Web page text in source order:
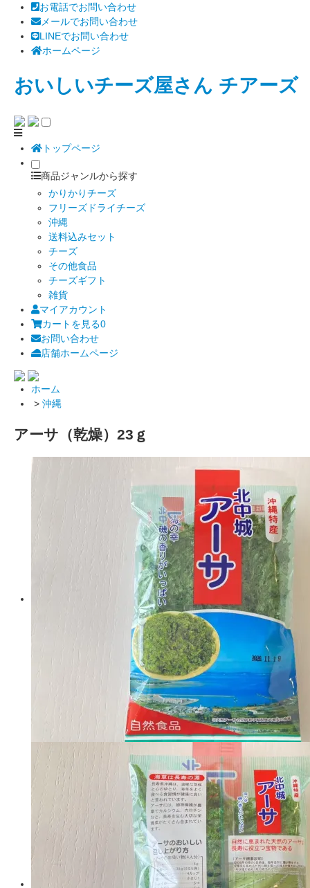
お電話でお問い合わせ
メールでお問い合わせ
LINEでお問い合わせ
ホームページ
おいしいチーズ屋さん チアーズ
トップページ
商品ジャンルから探す
かりかりチーズ
フリーズドライチーズ
沖縄
送料込みセット
チーズ
その他食品
チーズギフト
雑貨
マイアカウント
カートを見る0
お問い合わせ
店舗ホームページ
ホーム
> 沖縄
アーサ（乾燥）23ｇ